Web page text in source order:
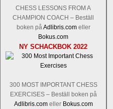
CHESS LESSONS FROM A
CHAMPION COACH – Beställ
boken på Adlibris.comeller
Bokus.com
NY SCHACKBOK 2022
300 MOST IMPORTANT CHESS
EXERCISES – Beställ boken på
Adlibris.comeller Bokus.com